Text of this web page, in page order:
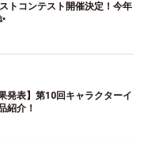
トコンテスト開催決定！今年
発表】第10回キャラクターイ
紹介！